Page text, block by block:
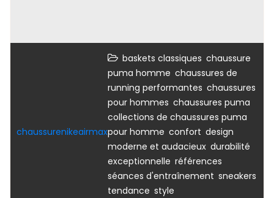
chaussurenikeairmax
baskets classiques chaussure
puma homme chaussures de
running performantes chaussures
pour hommes chaussures puma
collections de chaussures puma
pour homme confort design
moderne et audacieux durabilité
exceptionnelle références
séances d'entraînement sneakers
tendance style